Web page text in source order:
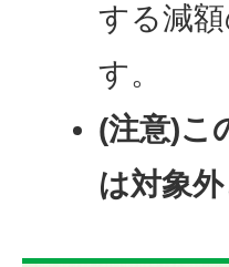
する減
す。
(注意)こ
は対象外